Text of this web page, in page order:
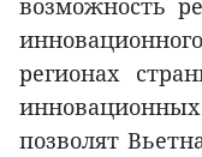
возможность
регионах
позволят